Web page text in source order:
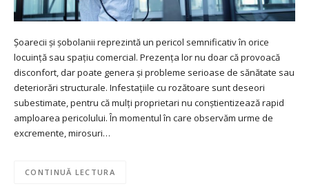
Șoarecii și șobolanii reprezintă un pericol semnificativ în orice
locuință sau spațiu comercial. Prezența lor nu doar că provoacă
disconfort, dar poate genera și probleme serioase de sănătate sau
deteriorări structurale. Infestațiile cu rozătoare sunt deseori
subestimate, pentru că mulți proprietari nu conștientizează rapid
amploarea pericolului. În momentul în care observăm urme de
excremente, mirosuri…
CONTINUĂ LECTURA